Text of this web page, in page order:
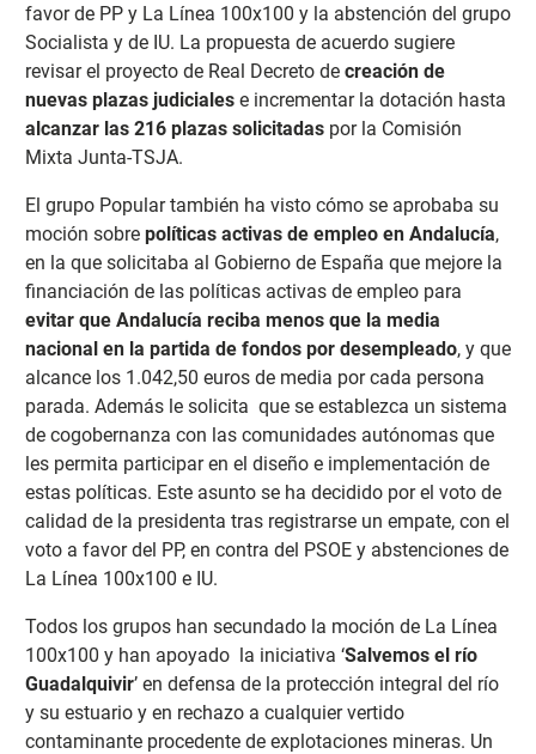
favor de PP y La Línea 100x100 y la abstención del grupo
Socialista y de IU. La propuesta de acuerdo sugiere
revisar el proyecto de Real Decreto de creación de
nuevas plazas judicialese incrementar la dotación hasta
alcanzar las 216 plazas solicitadaspor la Comisión
Mixta Junta-TSJA.
El grupo Popular también ha visto cómo se aprobaba su
moción sobre políticas activas de empleo en Andalucía,
en la que solicitaba al Gobierno de España que mejore la
financiación de las políticas activas de empleo para
evitar que Andalucía reciba menos que la media
nacional en la partida de fondos por desempleado, y que
alcance los 1.042,50 euros de media por cada persona
parada. Además le solicita que se establezca un sistema
de cogobernanza con las comunidades autónomas que
les permita participar en el diseño e implementación de
estas políticas. Este asunto se ha decidido por el voto de
calidad de la presidenta tras registrarse un empate, con el
voto a favor del PP, en contra del PSOE y abstenciones de
La Línea 100x100 e IU.
Todos los grupos han secundado la moción de La Línea
100x100 y han apoyado la iniciativa ‘Salvemos el río
Guadalquivir’ en defensa de la protección integral del río
y su estuario y en rechazo a cualquier vertido
contaminante procedente de explotaciones mineras. Un